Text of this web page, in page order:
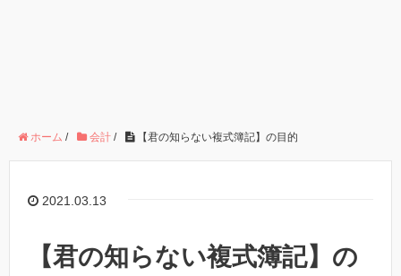
ホーム / 会計 / 【君の知らない複式簿記】の目的
2021.03.13
【君の知らない複式簿記】の